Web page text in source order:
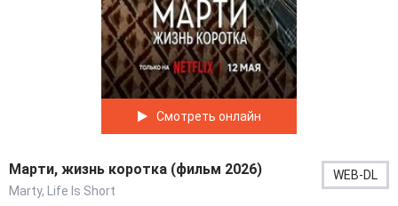
Смотреть онлайн
Марти, жизнь коротка (фильм 2026)
Marty, Life Is Short
WEB-DL